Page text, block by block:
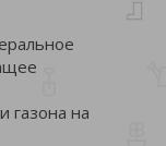
газона на